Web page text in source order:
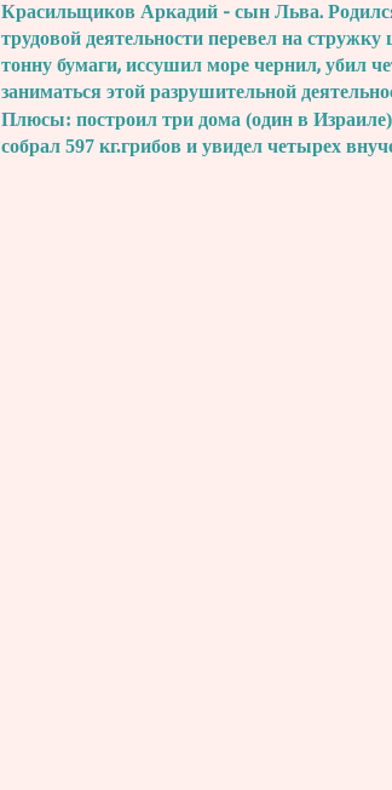
Красильщиков Аркадий - сын Льва.
трудовой деятельности перевел на стружку
тонну бумаги, иссушил море чернил, убил
заниматься этой разрушительной
Плюсы: построил три дома (один в
собрал 597 кг.грибов и увидел четырех